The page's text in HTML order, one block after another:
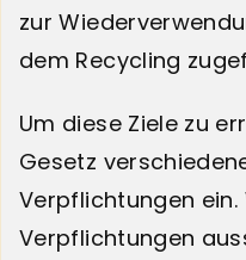
zur
dem Recycling
Um diese Ziele zu
Gesetz
Verpflichtungen ein.
Verpflichtungen